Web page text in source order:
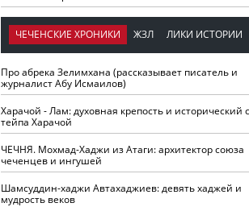
ЧЕЧЕНСКИЕ ХРОНИКИ ЖЗЛ ЛИКИ ИСТОРИИ
Про абрека Зелимхана (рассказывает писатель и
журналист Абу Исмаилов)
Харачой - Лам: духовная крепость и исторический
тейпа Харачой
ЧЕЧНЯ. Мохмад-Хаджи из Атаги: архитектор союза
чеченцев и ингушей
Шамсуддин-хаджи Автахаджиев: девять хаджей и
мудрость веков